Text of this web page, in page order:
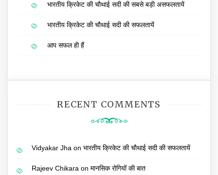
भारतीय क्रिकेट की चौथाई सदी की सबसे बड़ी असफलतायें
भारतीय क्रिकेट की चौथाई सदी की सफलतायें
आप सफल ही हैं
RECENT COMMENTS
Vidyakar Jha on भारतीय क्रिकेट की चौथाई सदी की सफलतायें
Rajeev Chikara on मानसिक रोगियों की बात